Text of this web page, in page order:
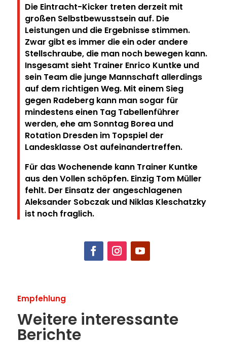
Die Eintracht-Kicker treten derzeit mit
großen Selbstbewusstsein auf. Die
Leistungen und die Ergebnisse stimmen.
Zwar gibt es immer die ein oder andere
Stellschraube, die man noch bewegen kann.
Insgesamt sieht Trainer Enrico Kuntke und
sein Team die junge Mannschaft allerdings
auf dem richtigen Weg. Mit einem Sieg
gegen Radeberg kann man sogar für
mindestens einen Tag Tabellenführer
werden, ehe am Sonntag Borea und
Rotation Dresden im Topspiel der
Landesklasse Ost aufeinandertreffen.
Für das Wochenende kann Trainer Kuntke
aus den Vollen schöpfen. Einzig Tom Müller
fehlt. Der Einsatz der angeschlagenen
Aleksander Sobczak und Niklas Kleschatzky
ist noch fraglich.
Empfehlung
Weitere interessante
Berichte